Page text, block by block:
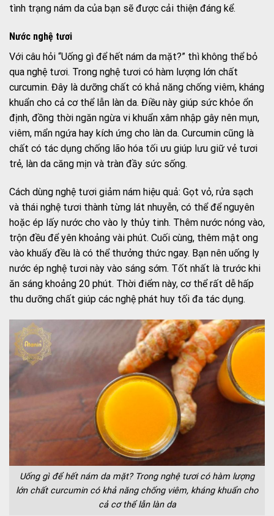
tình trạng nám da của bạn sẽ được cải thiện đáng kể.
Nước nghệ tươi
Với câu hỏi “Uống gì để hết nám da mặt?” thì không thể bỏ
qua nghệ tươi. Trong nghệ tươi có hàm lượng lớn chất
curcumin. Đây là dưỡng chất có khả năng chống viêm, kháng
khuẩn cho cả cơ thể lẫn làn da. Điều này giúp sức khỏe ổn
định, đồng thời ngăn ngừa vi khuẩn xâm nhập gây nên mụn,
viêm, mẩn ngứa hay kích ứng cho làn da. Curcumin cũng là
chất có tác dụng chống lão hóa tối ưu giúp lưu giữ vẻ tươi
trẻ, làn da căng mịn và tràn đầy sức sống.
Cách dùng nghệ tươi giảm nám hiệu quả: Gọt vỏ, rửa sạch
và thái nghệ tươi thành từng lát nhuyễn, có thể để nguyên
hoặc ép lấy nước cho vào ly thủy tinh. Thêm nước nóng vào,
trộn đều để yên khoảng vài phút. Cuối cùng, thêm mật ong
vào khuấy đều là có thể thưởng thức ngay. Bạn nên uống ly
nước ép nghệ tươi này vào sáng sớm. Tốt nhất là trước khi
ăn sáng khoảng 20 phút. Thời điểm này, cơ thể rất dễ hấp
thu dưỡng chất giúp các nghệ phát huy tối đa tác dụng.
Uống gì để hết nám da mặt? Trong nghệ tươi có hàm lượng
lớn chất curcumin có khả năng chống viêm, kháng khuẩn cho
cả cơ thể lẫn làn da